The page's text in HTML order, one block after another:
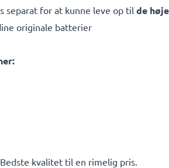
separat for at kunne leve op til de
originale batterier
kvalitet til en rimelig pris.